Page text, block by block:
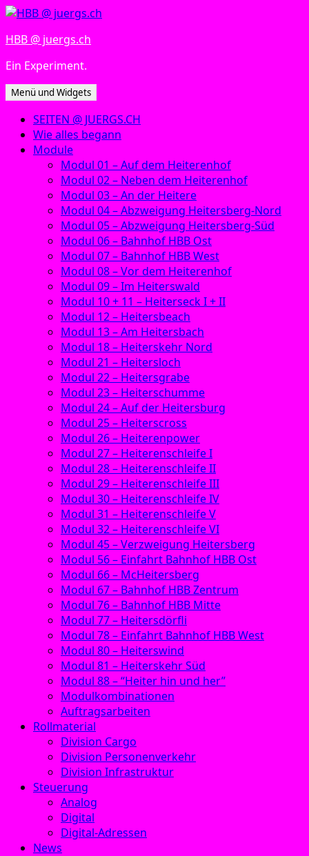
Zum
springen
HBB @ juergs.ch
Ein Experiment.
Menü und Widgets
SEITEN @ JUERGS.CH
Wie alles begann
Module
Modul 01 – Auf dem Heiterenhof
Modul 02 – Neben dem Heiterenhof
Modul 03 – An der Heitere
Modul 04 – Abzweigung Heitersberg-Nord
Modul 05 – Abzweigung Heitersberg-Süd
Modul 06 – Bahnhof HBB Ost
Modul 07 – Bahnhof HBB West
Modul 08 – Vor dem Heiterenhof
Modul 09 – Im Heiterswald
Modul 10 + 11 – Heiterseck I + II
Modul 12 – Heitersbeach
Modul 13 – Am Heitersbach
Modul 18 – Heiterskehr Nord
Modul 21 – Heitersloch
Modul 22 – Heitersgrabe
Modul 23 – Heiterschumme
Modul 24 – Auf der Heitersburg
Modul 25 – Heiterscross
Modul 26 – Heiterenpower
Modul 27 – Heiterenschleife I
Modul 28 – Heiterenschleife II
Modul 29 – Heiterenschleife III
Modul 30 – Heiterenschleife IV
Modul 31 – Heiterenschleife V
Modul 32 – Heiterenschleife VI
Modul 45 – Verzweigung Heitersberg
Modul 56 – Einfahrt Bahnhof HBB Ost
Modul 66 – McHeitersberg
Modul 67 – Bahnhof HBB Zentrum
Modul 76 – Bahnhof HBB Mitte
Modul 77 – Heitersdörfli
Modul 78 – Einfahrt Bahnhof HBB West
Modul 80 – Heiterswind
Modul 81 – Heiterskehr Süd
Modul 88 – “Heiter hin und her”
Modulkombinationen
Auftragsarbeiten
Rollmaterial
Division Cargo
Division Personenverkehr
Division Infrastruktur
Steuerung
Analog
Digital
Digital-Adressen
News